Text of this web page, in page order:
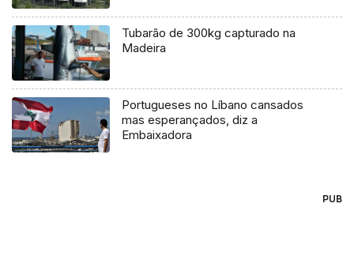
Tubarão de 300kg capturado na
Madeira
Portugueses no Líbano cansados
mas esperançados, diz a
Embaixadora
PUB